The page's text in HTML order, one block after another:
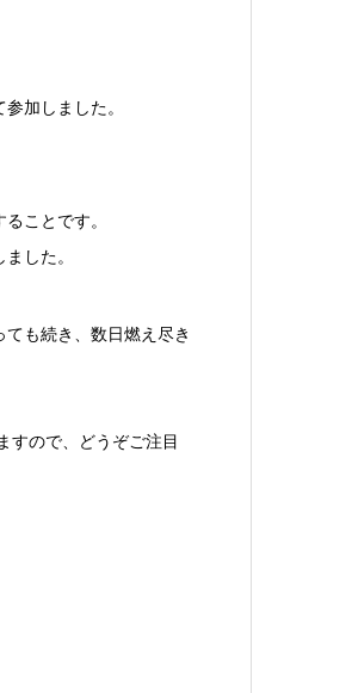
加しました。
ことです。
した。
も続き、数日燃え尽き
すので、どうぞご注目